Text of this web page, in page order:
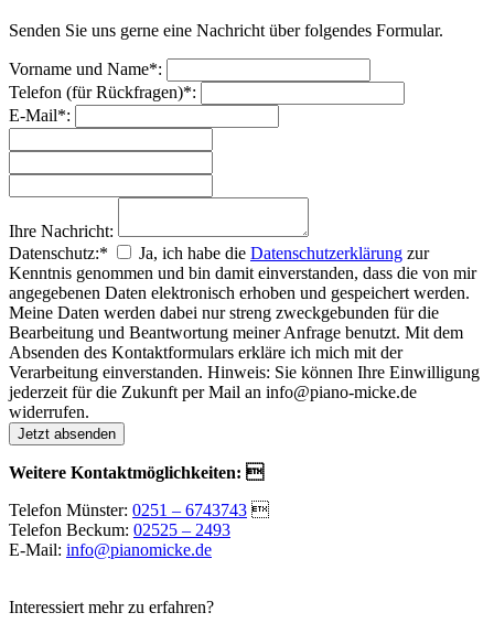
Senden Sie uns gerne eine Nachricht über folgendes Formular.
Vorname und Name*:
Telefon (für Rückfragen)*:
E-Mail*:
Ihre Nachricht:
Datenschutz:*
Ja, ich habe die Datenschutzerklärung zur
Kenntnis genommen und bin damit einverstanden, dass die von mir
angegebenen Daten elektronisch erhoben und gespeichert werden.
Meine Daten werden dabei nur streng zweckgebunden für die
Bearbeitung und Beantwortung meiner Anfrage benutzt. Mit dem
Absenden des Kontaktformulars erkläre ich mich mit der
Verarbeitung einverstanden. Hinweis: Sie können Ihre Einwilligung
jederzeit für die Zukunft per Mail an info@piano-micke.de
widerrufen.
Weitere Kontaktmöglichkeiten: 
Telefon Münster: 0251 – 6743743 
Telefon Beckum: 02525 – 2493
E-Mail: info@pianomicke.de
Interessiert mehr zu erfahren?